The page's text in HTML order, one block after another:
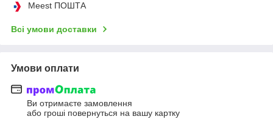
Meest ПОШТА
Всі умови доставки
Умови оплати
Ви отримаєте замовлення
або гроші повернуться на вашу картку